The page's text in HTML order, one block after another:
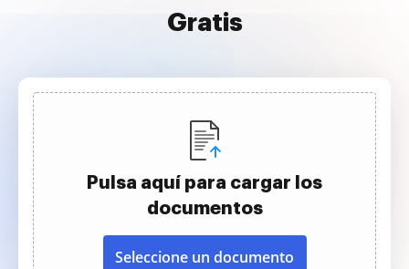
Gratis
Pulsa aquí para cargar los
documentos
Seleccione un documento